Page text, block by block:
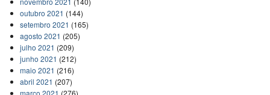
outubro 2021 (144)
setembro 2021 (165)
agosto 2021 (205)
julho 2021 (209)
junho 2021 (212)
maio 2021 (216)
abril 2021 (207)
março 2021 (276)